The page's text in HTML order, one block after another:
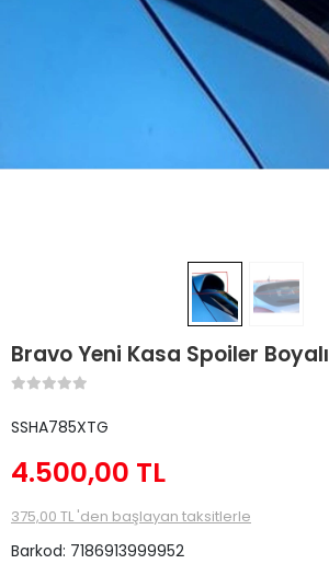
Bravo Yeni Kasa Spoiler Boyalı
SSHA785XTG
4.500,00 TL
375,00 TL 'den başlayan taksitlerle
Barkod: 7186913999952